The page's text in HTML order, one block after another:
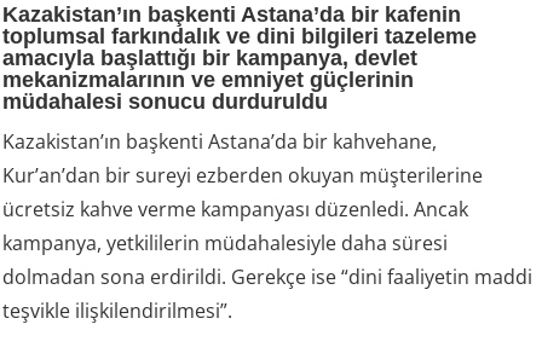
Kazakistan’ın başkenti Astana’da bir kafenin
toplumsal farkındalık ve dini bilgileri tazeleme
amacıyla başlattığı bir kampanya, devlet
mekanizmalarının ve emniyet güçlerinin
müdahalesi sonucu durduruldu
Kazakistan’ın başkenti Astana’da bir kahvehane,
Kur’an’dan bir sureyi ezberden okuyan müşterilerine
ücretsiz kahve verme kampanyası düzenledi. Ancak
kampanya, yetkililerin müdahalesiyle daha süresi
dolmadan sona erdirildi. Gerekçe ise “dini faaliyetin maddi
teşvikle ilişkilendirilmesi”.